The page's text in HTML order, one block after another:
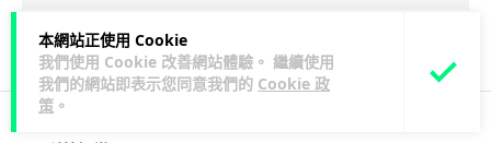
本網站正使用 Cookie
我們使用 Cookie 改善網站體驗。 繼續使用
我們的網站即表示您同意我們的 Cookie 政
策 。
205 22 ↗ 分享